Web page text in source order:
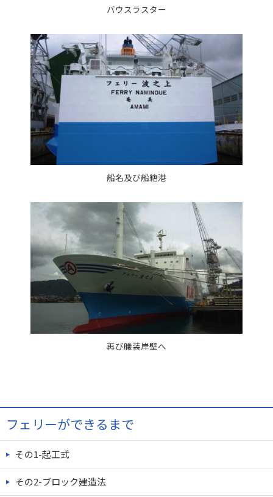
バウスラスター
船名及び船籍港
再び艤装岸壁へ
フェリーができるまで
その1-起工式
その2-ブロック建造法